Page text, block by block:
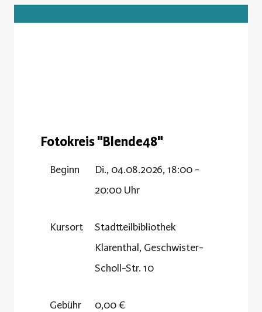
Fotokreis "Blende48"
Beginn
Di., 04.08.2026, 18:00 -
20:00 Uhr
Kursort
Stadtteilbibliothek
Klarenthal, Geschwister-
Scholl-Str. 10
Gebühr 0,00 €